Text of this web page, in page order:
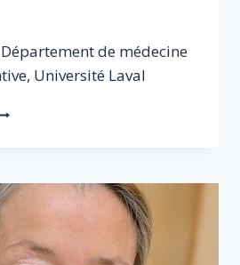
de médecine
Université Laval